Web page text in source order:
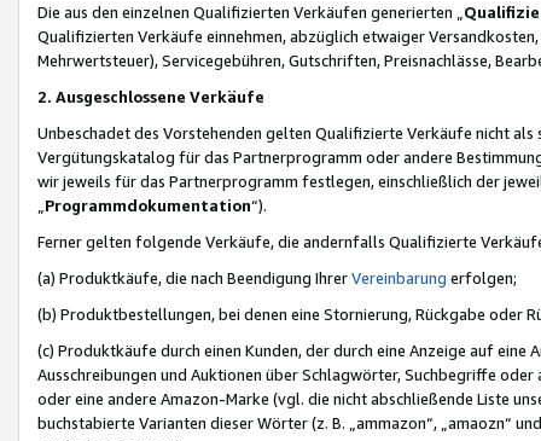
Die aus den einzelnen Qualifizierten Verkäufen generierten „
Qualifizierten Verkäufe einnehmen, abzüglich etwaiger
Mehrwertsteuer), Servicegebühren, Gutschriften, Preisnachlässe,
2. Ausgeschlossene Verkäufe
Unbeschadet des Vorstehenden gelten Qualifizierte Verkäufe nicht
Vergütungskatalog für das Partnerprogramm oder andere
wir jeweils für das Partnerprogramm festlegen, einschließlich der
Programmdokumentation“).
Ferner gelten folgende Verkäufe, die andernfalls Qualifizierte
(a) Produktkäufe, die nach Beendigung IhrerVereinbarung erfolgen;
(b) Produktbestellungen, bei denen eine Stornierung, Rückgabe oder
(c) Produktkäufe durch einen Kunden, der durch eine Anzeige auf
Ausschreibungen und Auktionen über Schlagwörter, Suchbegriffe
oder eine andere Amazon-Marke (vgl. die nicht abschließende Liste
buchstabierte Varianten dieser Wörter (z. B. „ammazon“, „amaozn“